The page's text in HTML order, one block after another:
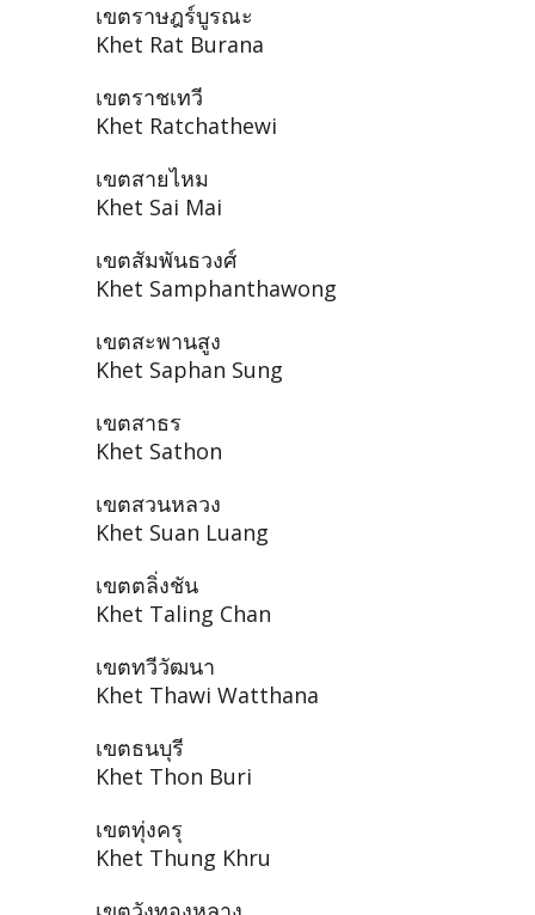
เขตราษฎร์บูรณะ
Khet Rat Burana
เขตราชเทวี
Khet Ratchathewi
เขตสายไหม
Khet Sai Mai
เขตสัมพันธวงศ์
Khet Samphanthawong
เขตสะพานสูง
Khet Saphan Sung
เขตสาธร
Khet Sathon
เขตสวนหลวง
Khet Suan Luang
เขตตลิ่งชัน
Khet Taling Chan
เขตทวีวัฒนา
Khet Thawi Watthana
เขตธนบุรี
Khet Thon Buri
เขตทุ่งครุ
Khet Thung Khru